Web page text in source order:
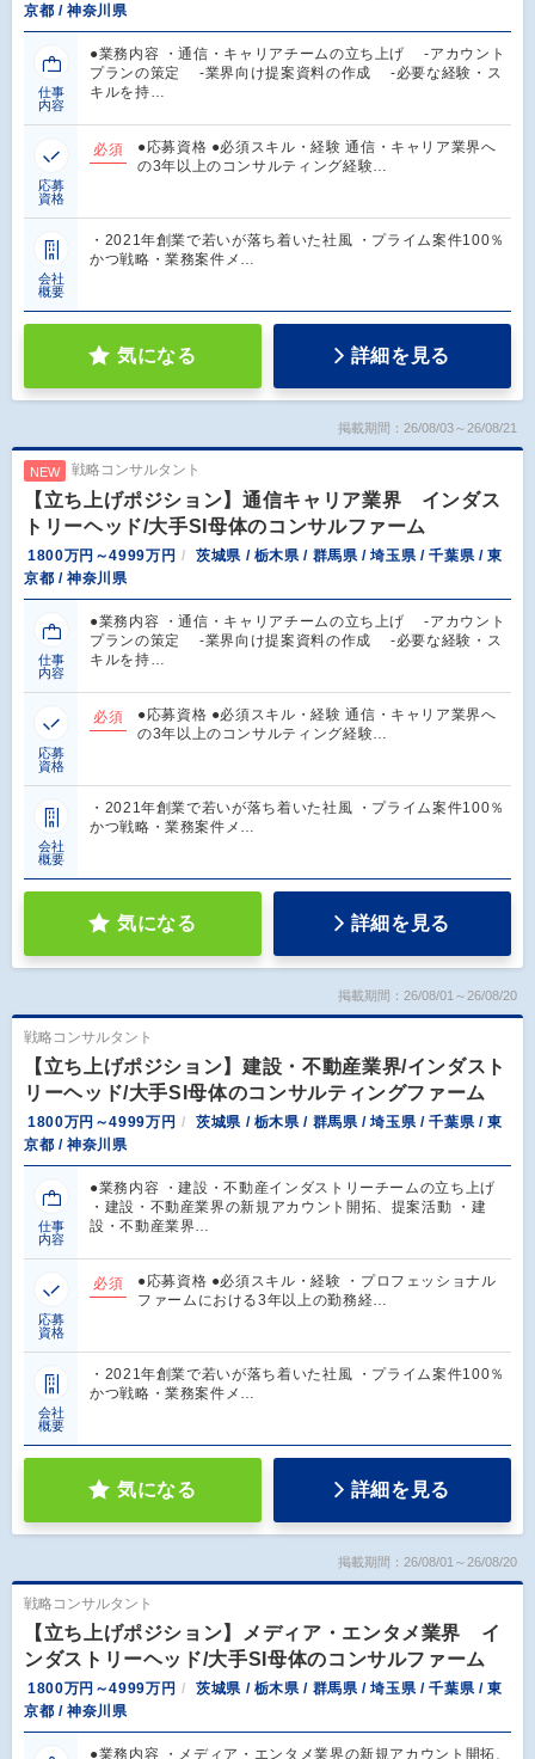
京都 / 神奈川県
仕事
内容
●業務内容 ・通信・キャリアチームの立ち上げ -アカウント
プランの策定 -業界向け提案資料の作成 -必要な経験・ス
キルを持…
応募
資格
必須
●応募資格 ●必須スキル・経験 通信・キャリア業界へ
の3年以上のコンサルティング経験…
会社
概要
・2021年創業で若いが落ち着いた社風 ・プライム案件100％
かつ戦略・業務案件メ…
気になる 詳細を見る
掲載期間：26/08/03～26/08/21
NEW 戦略コンサルタント
【立ち上げポジション】通信キャリア業界 インダス
トリーヘッド/大手SI母体のコンサルファーム
1800万円～4999万円
茨城県 / 栃木県 / 群馬県 / 埼玉県 / 千葉県 / 東
京都 / 神奈川県
仕事
内容
●業務内容 ・通信・キャリアチームの立ち上げ -アカウント
プランの策定 -業界向け提案資料の作成 -必要な経験・ス
キルを持…
応募
資格
必須
●応募資格 ●必須スキル・経験 通信・キャリア業界へ
の3年以上のコンサルティング経験…
会社
概要
・2021年創業で若いが落ち着いた社風 ・プライム案件100％
かつ戦略・業務案件メ…
気になる 詳細を見る
掲載期間：26/08/01～26/08/20
戦略コンサルタント
【立ち上げポジション】建設・不動産業界/インダスト
リーヘッド/大手SI母体のコンサルティングファーム
1800万円～4999万円
茨城県 / 栃木県 / 群馬県 / 埼玉県 / 千葉県 / 東
京都 / 神奈川県
仕事
内容
●業務内容 ・建設・不動産インダストリーチームの立ち上げ
・建設・不動産業界の新規アカウント開拓、提案活動 ・建
設・不動産業界…
応募
資格
必須
●応募資格 ●必須スキル・経験 ・プロフェッショナル
ファームにおける3年以上の勤務経…
会社
概要
・2021年創業で若いが落ち着いた社風 ・プライム案件100％
かつ戦略・業務案件メ…
気になる 詳細を見る
掲載期間：26/08/01～26/08/20
戦略コンサルタント
【立ち上げポジション】メディア・エンタメ業界 イ
ンダストリーヘッド/大手SI母体のコンサルファーム
1800万円～4999万円
茨城県 / 栃木県 / 群馬県 / 埼玉県 / 千葉県 / 東
京都 / 神奈川県
●業務内容 ・メディア・エンタメ業界の新規アカウント開拓、